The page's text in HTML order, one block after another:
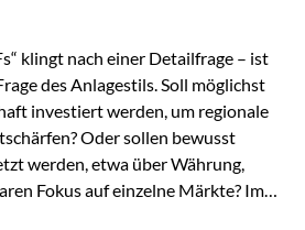
klingt nach einer Detailfrage – ist
des Anlagestils. Soll möglichst
investiert werden, um regionale
Oder sollen bewusst
werden, etwa über Währung,
Fokus auf einzelne Märkte? Im